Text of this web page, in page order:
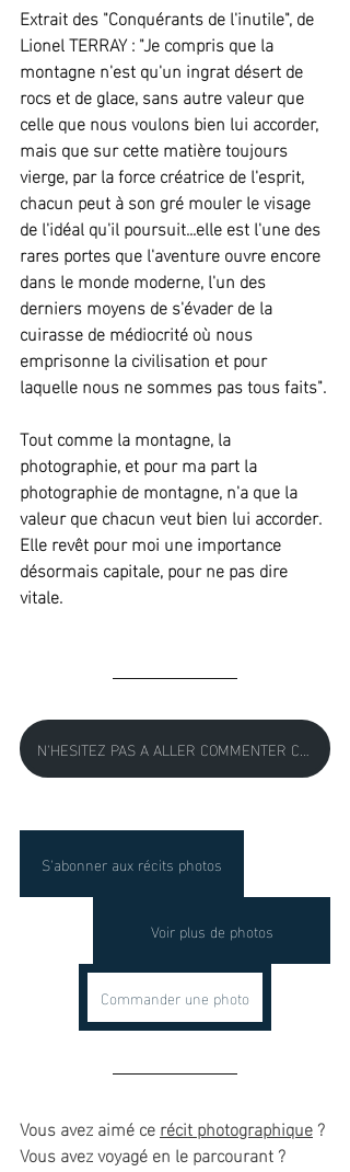
Extrait des "Conquérants de l'inutile", de
Lionel TERRAY : "Je compris que la
montagne n'est qu'un ingrat désert de
rocs et de glace, sans autre valeur que
celle que nous voulons bien lui accorder,
mais que sur cette matière toujours
vierge, par la force créatrice de l'esprit,
chacun peut à son gré mouler le visage
de l'idéal qu'il poursuit...elle est l'une des
rares portes que l'aventure ouvre encore
dans le monde moderne, l'un des
derniers moyens de s'évader de la
cuirasse de médiocrité où nous
emprisonne la civilisation et pour
laquelle nous ne sommes pas tous faits".
Tout comme la montagne, la
photographie, et pour ma part la
photographie de montagne, n'a que la
valeur que chacun veut bien lui accorder.
Elle revêt pour moi une importance
désormais capitale, pour ne pas dire
vitale.
N'HESITEZ PAS A ALLER COMMENTER CET EPISODE DANS LE FORMULAIRE SITUE AU BAS DE CETTE PAGE
S'abonner aux récits photos
Voir plus de photos
Commander une photo
Vous avez aimé ce récit photographique ?
Vous avez voyagé en le parcourant ?